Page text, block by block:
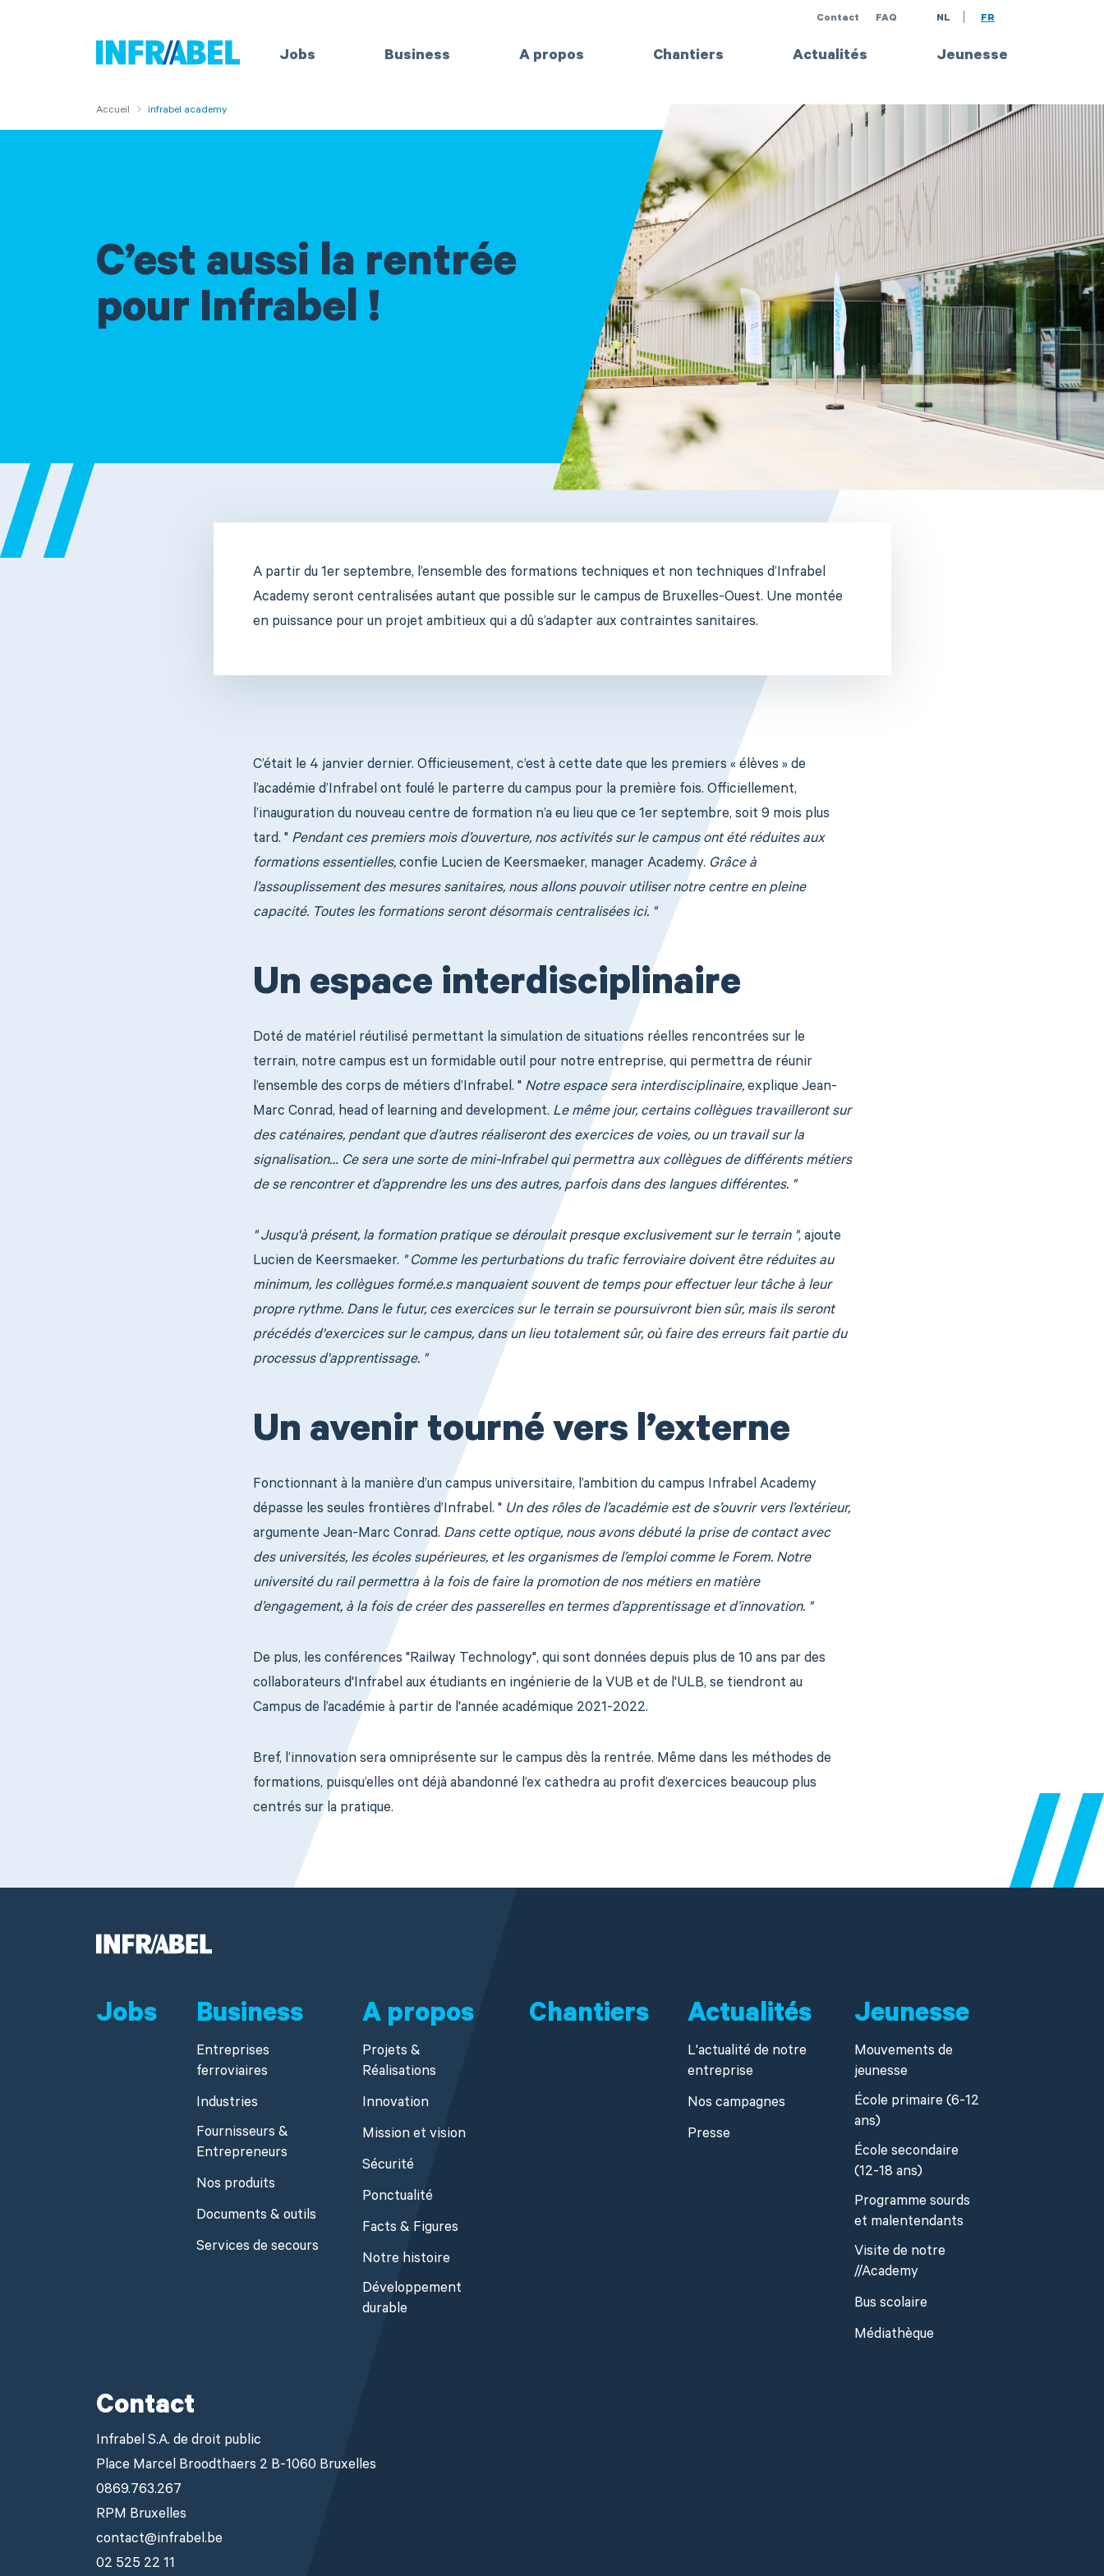
Accueil
Contact FAQ NL FR
Jobs Business A propos Chantiers Actualités Jeunesse
You
Accueil infrabel academy
C’est aussi la rentrée
pour Infrabel !
A partir du 1er septembre, l’ensemble des formations techniques et non techniques d’Infrabel
Academy seront centralisées autant que possible sur le campus de Bruxelles-Ouest. Une montée
en puissance pour un projet ambitieux qui a dû s’adapter aux contraintes sanitaires.
C’était le 4 janvier dernier. Officieusement, c’est à cette date que les premiers « élèves » de
l’académie d’Infrabel ont foulé le parterre du campus pour la première fois. Officiellement,
l’inauguration du nouveau centre de formation n’a eu lieu que ce 1er septembre, soit 9 mois plus
tard. "Pendant ces premiers mois d’ouverture, nos activités sur le campus ont été réduites aux
formations essentielles,confie Lucien de Keersmaeker, manager Academy. Grâce à
l’assouplissement des mesures sanitaires, nous allons pouvoir utiliser notre centre en pleine
capacité. Toutes les formations seront désormais centralisées ici. "
Un espace interdisciplinaire
Doté de matériel réutilisé permettant la simulation de situations réelles rencontrées sur le
terrain, notre campus est un formidable outil pour notre entreprise, qui permettra de réunir
l’ensemble des corps de métiers d’Infrabel. "Notre espace sera interdisciplinaire,explique Jean-
Marc Conrad, head of learning and development. Le même jour, certains collègues travailleront sur
des caténaires, pendant que d’autres réaliseront des exercices de voies, ou un travail sur la
signalisation… Ce sera une sorte de mini-Infrabel qui permettra aux collègues de différents métiers
de se rencontrer et d’apprendre les uns des autres, parfois dans des langues différentes. "
" Jusqu'à présent, la formation pratique se déroulait presque exclusivement sur le terrain ", ajoute
Lucien de Keersmaeker. " Comme les perturbations du trafic ferroviaire doivent être réduites au
minimum, les collègues formé.e.s manquaient souvent de temps pour effectuer leur tâche à leur
propre rythme. Dans le futur, ces exercices sur le terrain se poursuivront bien sûr, mais ils seront
précédés d'exercices sur le campus, dans un lieu totalement sûr, où faire des erreurs fait partie du
processus d'apprentissage. "
Un avenir tourné vers l’externe
Fonctionnant à la manière d’un campus universitaire, l’ambition du campus Infrabel Academy
dépasse les seules frontières d’Infrabel. "Un des rôles de l’académie est de s’ouvrir vers l’extérieur,
argumente Jean-Marc Conrad. Dans cette optique, nous avons débuté la prise de contact avec
des universités, les écoles supérieures, et les organismes de l’emploi comme le Forem. Notre
université du rail permettra à la fois de faire la promotion de nos métiers en matière
d’engagement, à la fois de créer des passerelles en termes d’apprentissage et d’innovation. "
De plus, les conférences "Railway Technology", qui sont données depuis plus de 10 ans par des
collaborateurs d'Infrabel aux étudiants en ingénierie de la VUB et de l'ULB, se tiendront au
Campus de l’académie à partir de l'année académique 2021-2022.
Bref, l’innovation sera omniprésente sur le campus dès la rentrée. Même dans les méthodes de
formations, puisqu’elles ont déjà abandonné l’ex cathedra au profit d’exercices beaucoup plus
centrés sur la pratique.
Jobs Business
Entreprises
ferroviaires
Industries
Fournisseurs &
Entrepreneurs
Nos produits
Documents & outils
Services de secours
A propos
Projets &
Réalisations
Innovation
Mission et vision
Sécurité
Ponctualité
Facts & Figures
Notre histoire
Développement
durable
Chantiers Actualités
L'actualité de notre
entreprise
Nos campagnes
Presse
Jeunesse
Mouvements de
jeunesse
École primaire (6-12
ans)
École secondaire
(12-18 ans)
Programme sourds
et malentendants
Visite de notre
//Academy
Bus scolaire
Médiathèque
Contact
Infrabel S.A. de droit public
Place Marcel Broodthaers 2 B-1060 Bruxelles
0869.763.267
RPM Bruxelles
contact@infrabel.be
02 525 22 11